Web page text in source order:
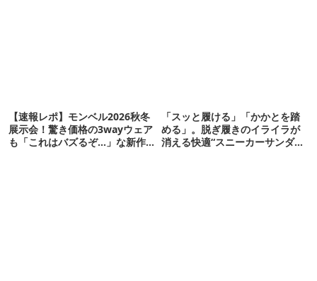
【速報レポ】モンベル2026秋冬
展示会！驚き価格の3wayウェア
も「これはバズるぞ…」な新作
「スッと履ける」「かかとを踏
める」。脱ぎ履きのイライラが
消える快適“スニーカーサンダ